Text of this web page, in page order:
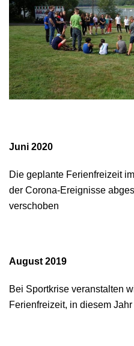
Juni 2020
Die geplante Ferienfreizeit
der Corona-Ereignisse
verschoben
August 2019
Bei Sportkrise veranstalten
Ferienfreizeit, in diesem